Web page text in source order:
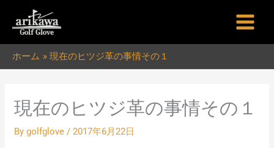
ホーム 現在のヒツジ革の事情その１
現在のヒツジ革の事情その１
Bygolfglove/2017年6月22日